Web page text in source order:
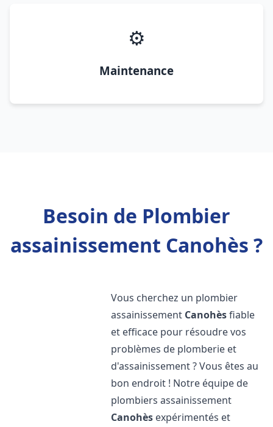
⚙️
Maintenance
Besoin de Plombier
assainissement Canohès ?
Vous cherchez un plombier
assainissement Canohèsfiable
et efficace pour résoudre vos
problèmes de plomberie et
d'assainissement ? Vous êtes au
bon endroit ! Notre équipe de
plombiers assainissement
Canohès expérimentés et